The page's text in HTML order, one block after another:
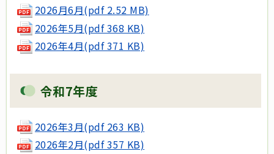
2026月6月(pdf 2.52 MB)
2026年5月(pdf 368 KB)
2026年4月(pdf 371 KB)
令和7年度
2026年3月(pdf 263 KB)
2026年2月(pdf 357 KB)